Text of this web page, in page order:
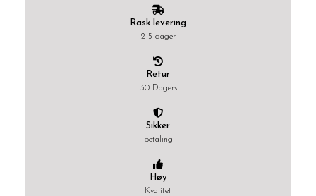
Rask levering
2-5 dager
Retur
30 Dagers
Sikker
betaling
Høy
Kvalitet